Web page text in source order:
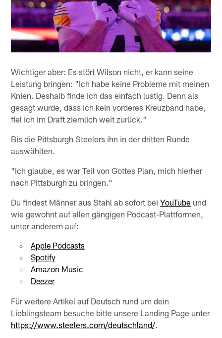
Wichtiger aber: Es stört Wilson nicht, er kann seine
Leistung bringen: "Ich habe keine Probleme mit meinen
Knien. Deshalb finde ich das einfach lustig. Denn als
gesagt wurde, dass ich kein vorderes Kreuzband habe,
fiel ich im Draft ziemlich weit zurück."
Bis die Pittsburgh Steelers ihn in der dritten Runde
auswählten.
"Ich glaube, es war Teil von Gottes Plan, mich hierher
nach Pittsburgh zu bringen."
Du findest Männer aus Stahl ab sofort beiYouTube und
wie gewohnt auf allen gängigen Podcast-Plattformen,
unter anderem auf:
Apple Podcasts
Spotify
Amazon Music
Deezer
Für weitere Artikel auf Deutsch rund um dein
Lieblingsteam besuche bitte unsere Landing Page unter
https://www.steelers.com/deutschland/.